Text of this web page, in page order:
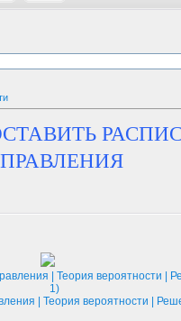
| Теория вероятности |